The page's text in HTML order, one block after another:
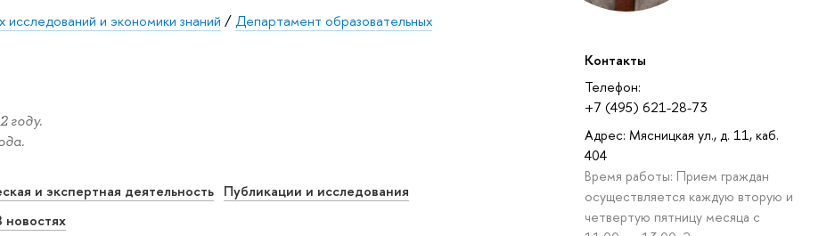
Контакты
Телефон:
+7 (495) 621-28-73
Адрес: Мясницкая ул., д. 11, каб.
404
Время работы: Прием граждан
осуществляется каждую вторую и
четвертую пятницу месяца с
исследований и экономики знаний /Департамент образовательных
году.
и экспертная деятельность Публикации и исследования
новостях